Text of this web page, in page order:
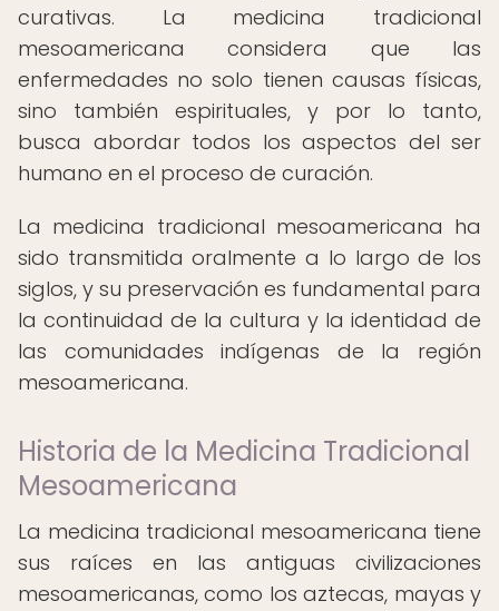
curativas. La medicina tradicional
mesoamericana considera que las
enfermedades no solo tienen causas físicas,
sino también espirituales, y por lo tanto,
busca abordar todos los aspectos del ser
humano en el proceso de curación.
La medicina tradicional mesoamericana ha
sido transmitida oralmente a lo largo de los
siglos, y su preservación es fundamental para
la continuidad de la cultura y la identidad de
las comunidades indígenas de la región
mesoamericana.
Historia de la Medicina Tradicional
Mesoamericana
La medicina tradicional mesoamericana tiene
sus raíces en las antiguas civilizaciones
mesoamericanas, como los aztecas, mayas y